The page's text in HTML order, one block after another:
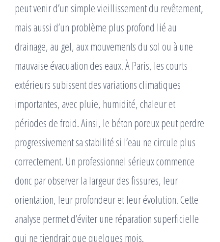
peut venir d’un simple vieillissement du revêtement,
mais aussi d’un problème plus profond lié au
drainage, au gel, aux mouvements du sol ou à une
mauvaise évacuation des eaux. À Paris, les courts
extérieurs subissent des variations climatiques
importantes, avec pluie, humidité, chaleur et
périodes de froid. Ainsi, le béton poreux peut perdre
progressivement sa stabilité si l’eau ne circule plus
correctement. Un professionnel sérieux commence
donc par observer la largeur des fissures, leur
orientation, leur profondeur et leur évolution. Cette
analyse permet d’éviter une réparation superficielle
qui ne tiendrait que quelques mois.